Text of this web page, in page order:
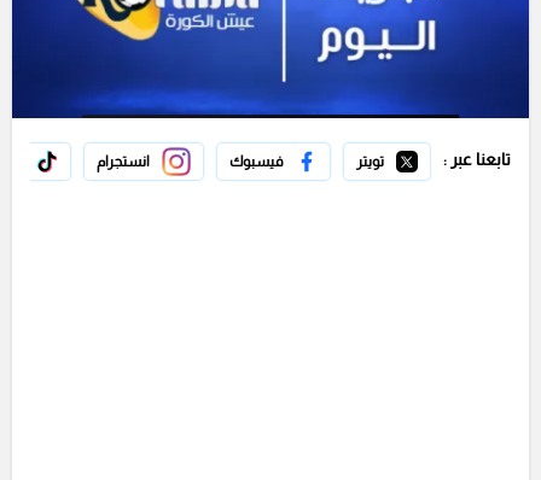
تابعنا عبر : تويتر فيسبوك انستجرام